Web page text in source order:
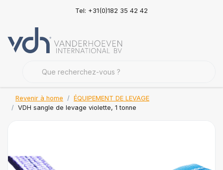
Tel: +31(0)182 35 42 42
Revenir à home
ÉQUIPEMENT DE LEVAGE
VDH sangle de levage violette, 1 tonne